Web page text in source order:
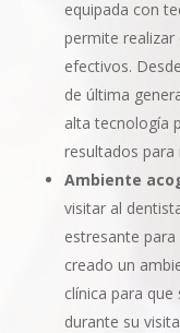
equipada con
permite
efectivos.
de última
alta tecnología
resultados para
Ambiente
visitar al
estresante
creado un
clínica para
durante su